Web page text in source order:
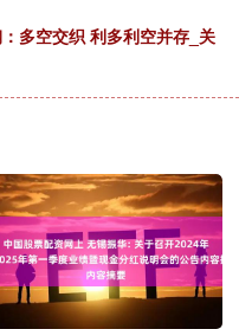
多空交织 利多利空并存_关